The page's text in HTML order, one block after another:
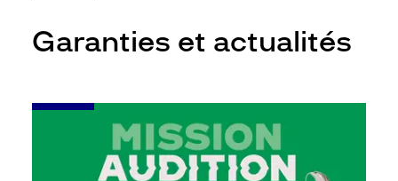
Garanties et actualités
-